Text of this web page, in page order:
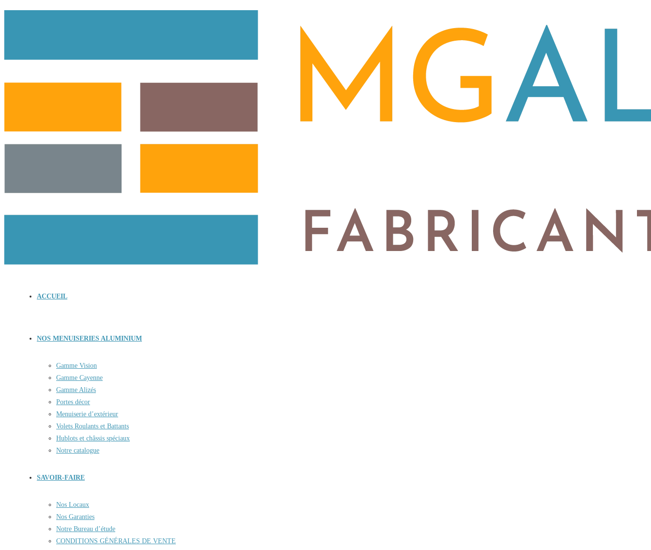
ACCUEIL
NOS MENUISERIES ALUMINIUM
Gamme Vision
Gamme Cayenne
Gamme Alizés
Portes décor
Menuiserie d’extérieur
Volets Roulants et Battants
Hublots et châssis spéciaux
Notre catalogue
SAVOIR-FAIRE
Nos Locaux
Nos Garanties
Notre Bureau d’étude
CONDITIONS GÉNÉRALES DE VENTE